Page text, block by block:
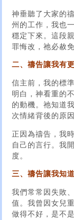
神垂聽了大家的
州的工作，我也
穩定下來。這段
罪悔改，祂必赦免
二、禱告讓我有
信主前，我的標
明白，神看重的
的動機。祂知道
次情緒背後的原因
正因為禱告，我
自己的言行。我
度。
三、禱告讓我知
我們常常因失敗
值。我曾因女兒
做得不好，是不